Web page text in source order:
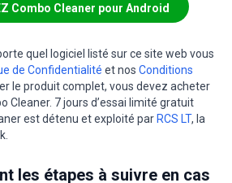
Combo Cleaner pour Android
quel logiciel listé sur ce site web vous
de Confidentialité et nos Conditions
le produit complet, vous devez acheter
Cleaner. 7 jours d’essai limité gratuit
est détenu et exploité par RCS LT, la
les étapes à suivre en cas